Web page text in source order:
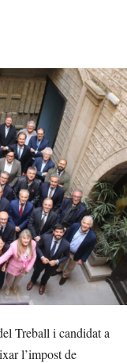
Treball i candidat a
l’impost de